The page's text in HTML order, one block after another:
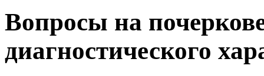
Вопросы на
диагностического